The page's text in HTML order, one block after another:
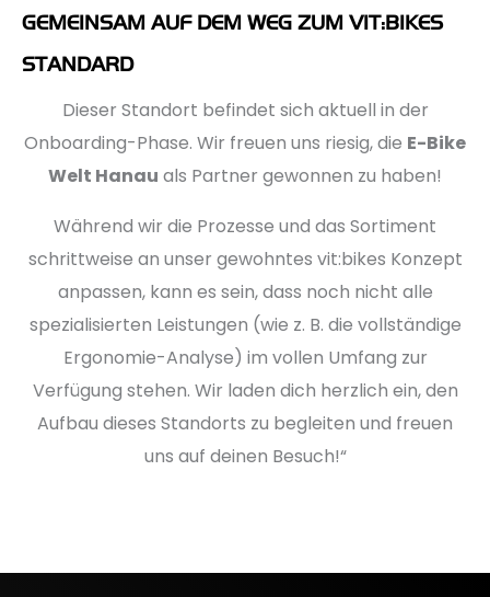
GEMEINSAM AUF DEM WEG ZUM VIT:BIKES
STANDARD
Dieser Standort befindet sich aktuell in der
Onboarding-Phase. Wir freuen uns riesig, die E-Bike
Welt Hanau als Partner gewonnen zu haben!
Während wir die Prozesse und das Sortiment
schrittweise an unser gewohntes vit:bikes Konzept
anpassen, kann es sein, dass noch nicht alle
spezialisierten Leistungen (wie z. B. die vollständige
Ergonomie-Analyse) im vollen Umfang zur
Verfügung stehen. Wir laden dich herzlich ein, den
Aufbau dieses Standorts zu begleiten und freuen
uns auf deinen Besuch!“